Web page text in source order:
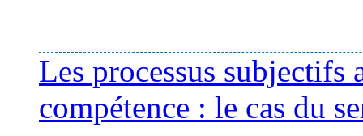
Les processus
compétence : le cas du